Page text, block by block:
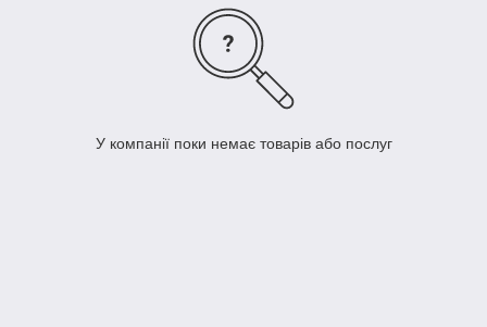
У компанії поки немає товарів або послуг